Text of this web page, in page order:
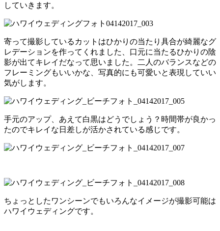
していきます。
寄って撮影しているカットはひかりの当たり具合が綺麗なグ
レデーションを作ってくれました、口元に当たるひかりの陰
影が出てキレイだなって思いました。二人のバランスなどの
フレーミングもいいかな、写真的にも可愛いと表現していい
気がします。
手元のアップ、あえて白黒はどうでしょう？時間帯が良かっ
たのでキレイな日差しが活かされている感じです。
ちょっとしたワンシーンでもいろんなイメージが撮影可能は
ハワイウェディングです。